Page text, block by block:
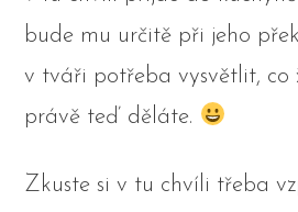
bude mu určitě při jeho
v tváři potřeba vysvětlit, co
právě teď děláte.
Zkuste si v tu chvíli třeba